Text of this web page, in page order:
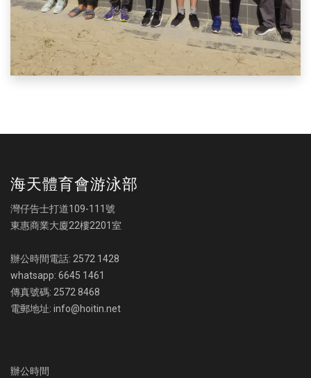
海天體育會游泳部
灣仔告士打道109-111號
東惠商業大廈22樓2201室
辦公時間電話: 2572 1428
whatsapp: 6645 1461
傳真號碼: 2572 8468
電郵地址: info@hoitin.net
辦公時間